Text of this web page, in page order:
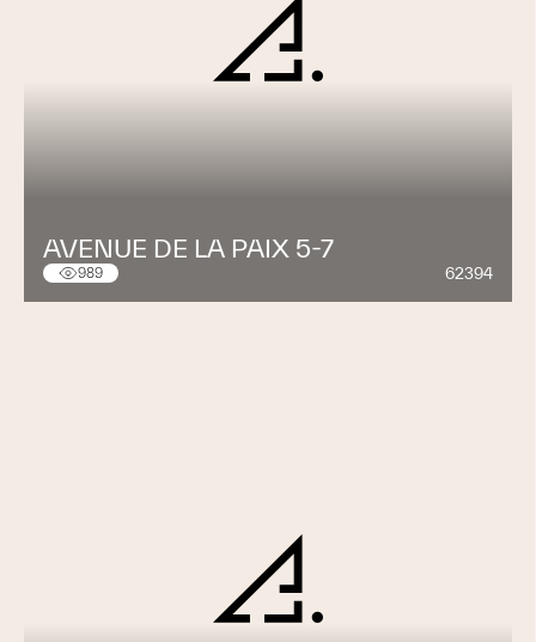
AVENUE DE LA PAIX 5-7
989 62394